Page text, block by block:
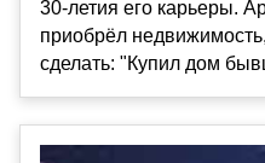
30-летия его карьеры.
приобрёл
сделать: "Купил дом